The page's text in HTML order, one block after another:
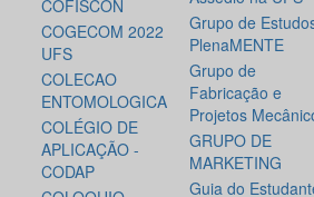
COFISCON
COGECOM 2022
UFS
COLECAO
ENTOMOLOGICA
COLÉGIO DE
APLICAÇÃO -
CODAP
Grupo de
PlenaMENTE
Grupo de
Fabricação e
Projetos
GRUPO DE
MARKETING
Guia do